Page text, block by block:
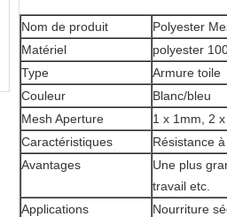
Nom de produit
Polyester
Matériel
polyester
Type
Armure toile
Couleur
Blanc/bleu
Mesh Aperture
1 x 1mm, 2
Caractéristiques
Résistance
Avantages
Une plus
travail etc.
Applications
Nourriture